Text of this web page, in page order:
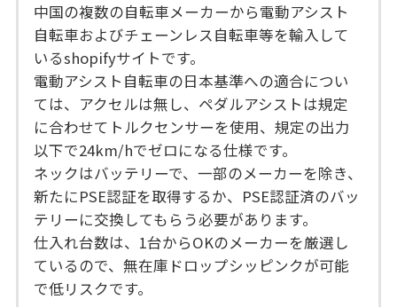
中国の複数の自転車メーカーから電動アシスト
自転車およびチェーンレス自転車等を輸入して
いるshopifyサイトです。
電動アシスト自転車の日本基準への適合につい
ては、アクセルは無し、ペダルアシストは規定
に合わせてトルクセンサーを使用、規定の出力
以下で24km/hでゼロになる仕様です。
ネックはバッテリーで、一部のメーカーを除き、
新たにPSE認証を取得するか、PSE認証済のバッ
テリーに交換してもらう必要があります。
仕入れ台数は、1台からOKのメーカーを厳選し
ているので、無在庫ドロップシッピンクが可能
で低リスクです。